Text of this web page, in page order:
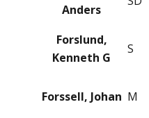
Anders
Forslund,
Kenneth G
S
Forssell, Johan M